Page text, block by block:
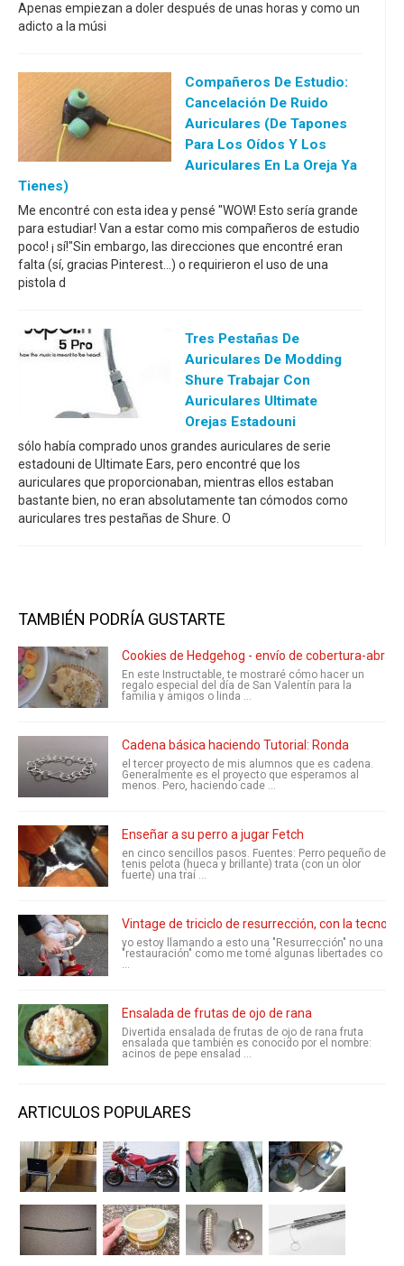
Apenas empiezan a doler después de unas horas y como un
adicto a la músi
Compañeros De Estudio:
Cancelación De Ruido
Auriculares (de Tapones
Para Los Oídos Y Los
Auriculares En La Oreja Ya
Tienes)
Me encontré con esta idea y pensé "WOW! Esto sería grande
para estudiar! Van a estar como mis compañeros de estudio
poco! ¡ sí!"Sin embargo, las direcciones que encontré eran
falta (sí, gracias Pinterest...) o requirieron el uso de una
pistola d
Tres Pestañas De
Auriculares De Modding
Shure Trabajar Con
Auriculares Ultimate
Orejas Estadouni
sólo había comprado unos grandes auriculares de serie
estadouni de Ultimate Ears, pero encontré que los
auriculares que proporcionaban, mientras ellos estaban
bastante bien, no eran absolutamente tan cómodos como
auriculares tres pestañas de Shure. O
TAMBIÉN PODRÍA GUSTARTE
Cookies de Hedgehog - envío de cobertura-
En este Instructable, te mostraré cómo hacer un
regalo especial del día de San Valentín para la
familia y amigos o linda ...
Cadena básica haciendo Tutorial: Ronda
el tercer proyecto de mis alumnos que es cadena.
Generalmente es el proyecto que esperamos al
menos. Pero, haciendo cade ...
Enseñar a su perro a jugar Fetch
en cinco sencillos pasos. Fuentes: Perro pequeño de
tenis pelota (hueca y brillante) trata (con un olor
fuerte) una traí ...
Vintage de triciclo de resurrección, con la
yo estoy llamando a esto una "Resurrección" no una
"restauración" como me tomé algunas libertades co
...
Ensalada de frutas de ojo de rana
Divertida ensalada de frutas de ojo de rana fruta
ensalada que también es conocido por el nombre:
acinos de pepe ensalad ...
ARTICULOS POPULARES